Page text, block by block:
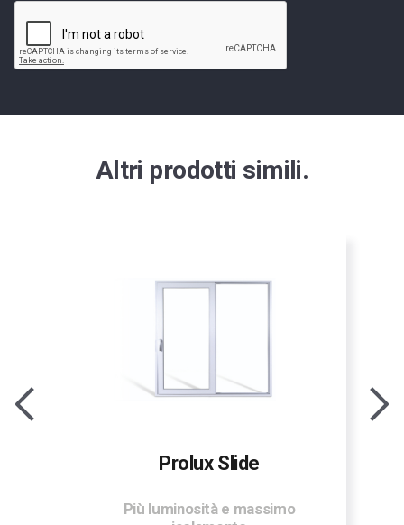
Altri prodotti simili.
Prolux Slide
Più luminosità e massimo